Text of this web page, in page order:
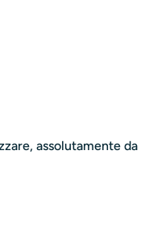
assolutamente da